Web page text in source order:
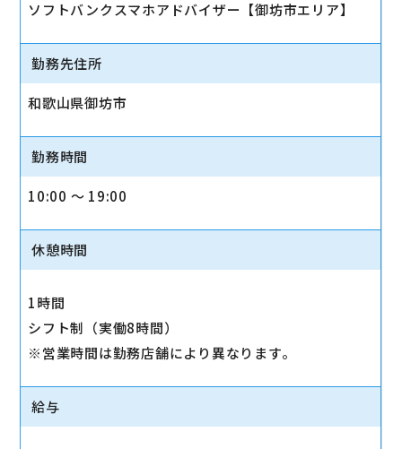
ソフトバンクスマホアドバイザー【御坊市エリア】
勤務先住所
和歌山県御坊市
勤務時間
10:00 〜 19:00
休憩時間
1時間
シフト制（実働8時間）
※営業時間は勤務店舗により異なります。
給与